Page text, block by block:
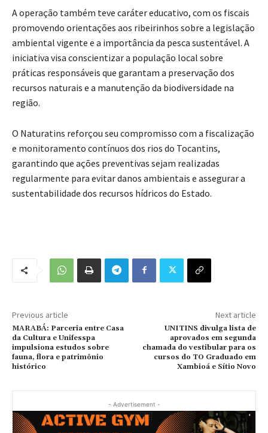
A operação também teve caráter educativo, com os fiscais
promovendo orientações aos ribeirinhos sobre a legislação
ambiental vigente e a importância da pesca sustentável. A
iniciativa visa conscientizar a população local sobre
práticas responsáveis que garantam a preservação dos
recursos naturais e a manutenção da biodiversidade na
região.
O Naturatins reforçou seu compromisso com a fiscalização
e monitoramento contínuos dos rios do Tocantins,
garantindo que ações preventivas sejam realizadas
regularmente para evitar danos ambientais e assegurar a
sustentabilidade dos recursos hídricos do Estado.
Previous article
MARABÁ: Parceria entre Casa
da Cultura e Unifesspa
impulsiona estudos sobre
fauna, flora e patrimônio
histórico
Next article
UNITINS divulga lista de
aprovados em segunda
chamada do vestibular para os
cursos do TO Graduado em
Xambioá e Sítio Novo
- Advertisement -